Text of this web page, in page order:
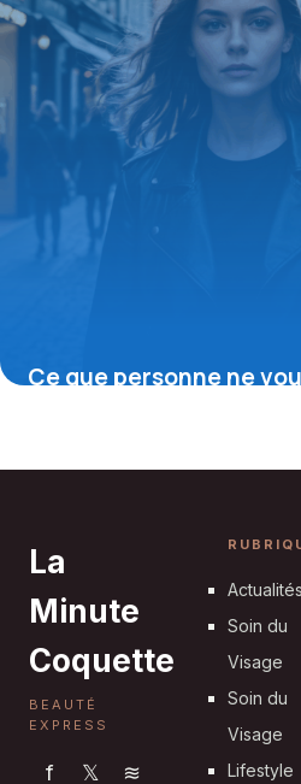
Ce que personne ne
La
Minute
Coquette
BEAUTÉ
EXPRESS
f 𝕏 ≋
Actualités
Soin du
Visage
Soin du
Visage
Lifestyle